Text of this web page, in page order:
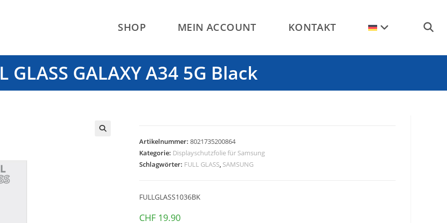
SHOP MEIN ACCOUNT KONTAKT
GLASS GALAXY A34 5G Black
Artikelnummer: 8021735200864
Kategorie: Displayschutzfolie für Samsung
Schlagwörter: FULL GLASS, SAMSUNG
FULLGLASS1036BK
CHF19.90